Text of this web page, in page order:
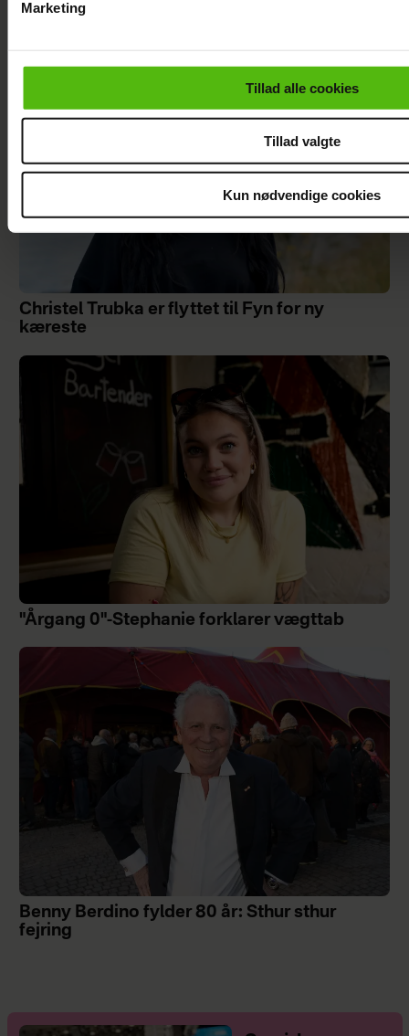
cookiepolitik.
Marketing
Tillad alle cookies
Tillad valgte
Kun nødvendige cookies
Mascha og Troels har taget stor beslutning
Christel Trubka er flyttet til Fyn for ny
kæreste
"Årgang 0"-Stephanie forklarer vægttab
Benny Berdino fylder 80 år: Sthur sthur
fejring